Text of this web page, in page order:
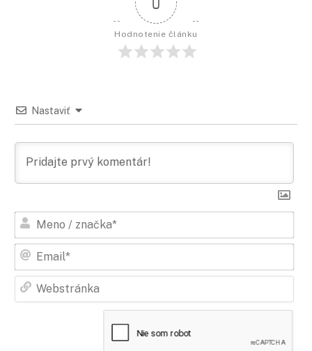
Hodnotenie článku
Nastaviť